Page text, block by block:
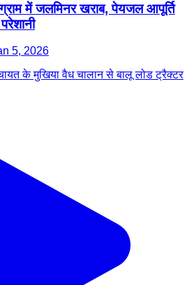
में जलमिनर खराब, पेयजल आपूर्ति
5, 2026